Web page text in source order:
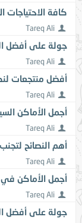
كافة الاحتياجات
Tareq Ali
جولة على أفضل
Tareq Ali
أفضل منتجعات
Tareq Ali
أجمل الأماكن
Tareq Ali
أهم النصائح
Tareq Ali
أجمل الأماكن في
Tareq Ali
جولة على أفضل